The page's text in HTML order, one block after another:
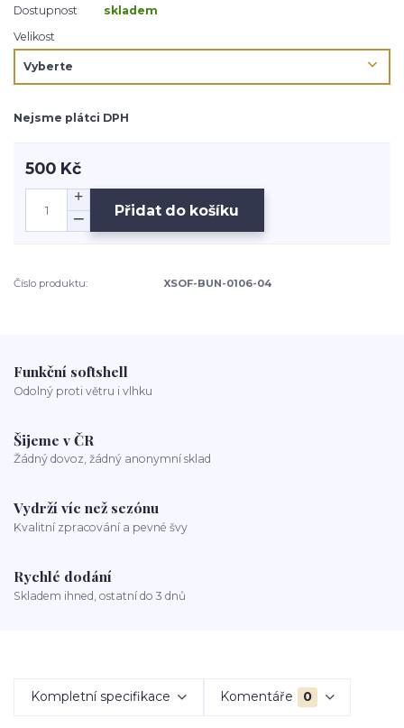
Dostupnost
skladem
Velikost
Nejsme plátci DPH
500 Kč
Přidat do košíku
Číslo produktu: XSOF-BUN-0106-04
Funkční softshell
Odolný proti větru i vlhku
Šijeme v ČR
Žádný dovoz, žádný anonymní sklad
Vydrží víc než sezónu
Kvalitní zpracování a pevné švy
Rychlé dodání
Skladem ihned, ostatní do 3 dnů
Kompletní specifikace Komentáře 0